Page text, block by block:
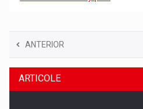
ANTERIOR
ARTICOLE